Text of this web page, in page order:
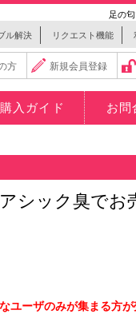
足の
ル解決 リクエスト機能
方 新規会員登録
購入ガイド お問
シック臭でお
ユーザのみが集まる方